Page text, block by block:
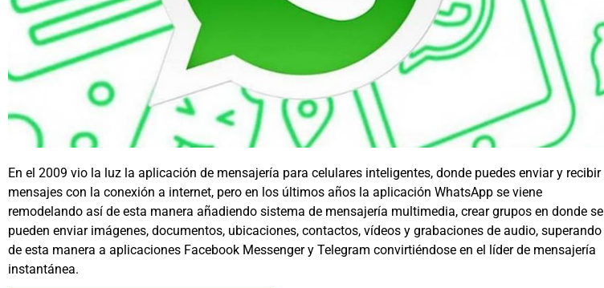
En el 2009 vio la luz la aplicación de mensajería para celulares inteligentes, donde puedes enviar y recibir
mensajes con la conexión a internet, pero en los últimos años la aplicación WhatsApp se viene
remodelando así de esta manera añadiendo sistema de mensajería multimedia, crear grupos en donde se
pueden enviar imágenes, documentos, ubicaciones, contactos, vídeos y grabaciones de audio, superando
de esta manera a aplicaciones Facebook Messenger y Telegram convirtiéndose en el líder de mensajería
instantánea.